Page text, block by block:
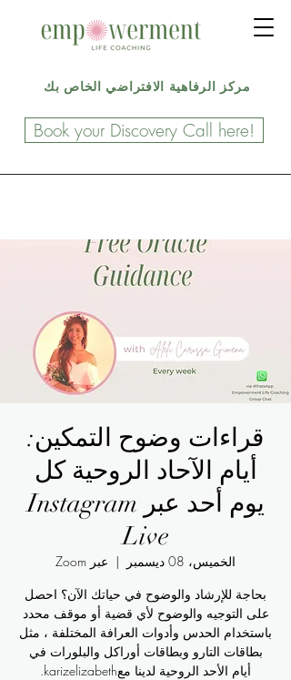
مركز الرفاهية الافتراضي الخاص بك
Book your Discovery Call here!
قراءات وضوح التمكين:
أيام الآحاد الروحية كل
يوم أحد عبر Instagram
Live
الخميس، 08 ديسمبر
  |
عبر Zoom
بحاجة للإرشاد والوضوح في حياتك الآن؟ احصل
على التوجيه والوضوح لأي قضية أو موقف محدد
باستخدام الحدس وأدوات العرافة المختلفة ، مثل
بطاقات التارو وبطاقات أوراكل والبلورات في
أيام الأحد الروحية لدينا معkarizelizabeth.